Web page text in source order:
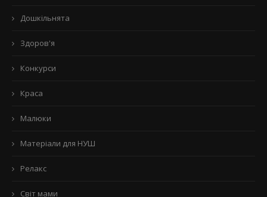
Дошкільнята
Здоров'я
Конкурси
Краса
Малюки
Матеріали для НУШ
Релакс
Світ мами